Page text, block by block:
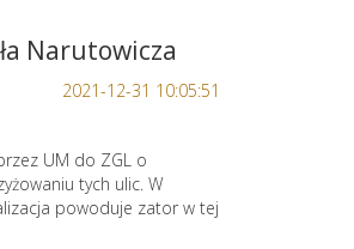
Narutowicza
2021-12-31 10:05:51
UM do ZGL o
tych ulic. W
powoduje zator w tej